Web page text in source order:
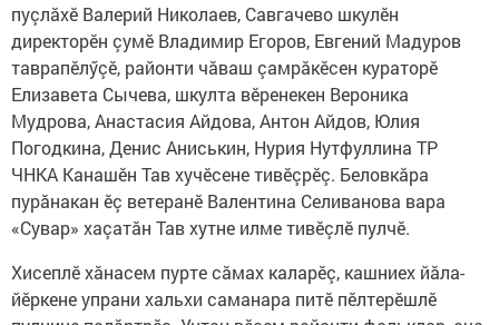
пуçлăхӗ Валерий Николаев, Савгачево шкулӗн
директорӗн çумӗ Владимир Егоров, Евгений Мадуров
таврапӗлӳçӗ, районти чăваш çамрăкӗсен кураторӗ
Елизавета Сычева, шкулта вӗренекен Вероника
Мудрова, Анастасия Айдова, Антон Айдов, Юлия
Погодкина, Денис Аниськин, Нурия Нутфуллина ТР
ЧНКА Канашӗн Тав хучӗсене тивӗçрӗç. Беловкăра
пурăнакан ӗç ветеранӗ Валентина Селиванова вара
«Сувар» хаçатăн Тав хутне илме тивӗçлӗ пулчӗ.
Хисеплӗ хăнасем пурте сăмах каларӗç, кашниех йăла-
йӗркене упрани хальхи саманара питӗ пӗлтерӗшлӗ